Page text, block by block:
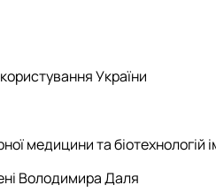
України
медицини та біотехнологій
Володимира Даля